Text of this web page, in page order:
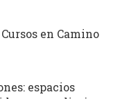
en Camino
espacios